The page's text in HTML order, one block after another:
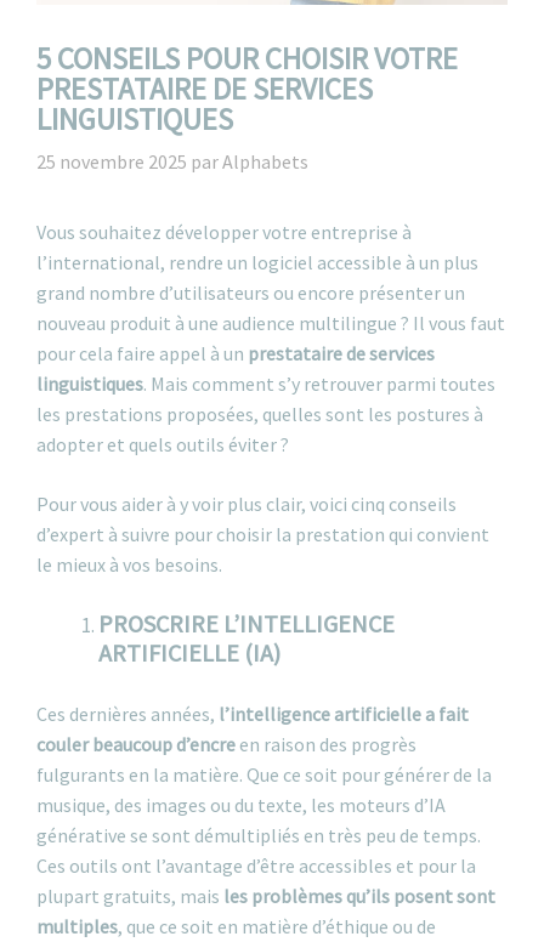
5 CONSEILS POUR CHOISIR VOTRE
PRESTATAIRE DE SERVICES
LINGUISTIQUES
25 novembre 2025 parAlphabets
Vous souhaitez développer votre entreprise à
l’international, rendre un logiciel accessible à un plus
grand nombre d’utilisateurs ou encore présenter un
nouveau produit à une audience multilingue ? Il vous faut
pour cela faire appel à un prestataire de services
linguistiques. Mais comment s’y retrouver parmi toutes
les prestations proposées, quelles sont les postures à
adopter et quels outils éviter ?
Pour vous aider à y voir plus clair, voici cinq conseils
d’expert à suivre pour choisir la prestation qui convient
le mieux à vos besoins.
PROSCRIRE L’INTELLIGENCE
ARTIFICIELLE (IA)
Ces dernières années, l’intelligence artificielle a fait
couler beaucoup d’encre en raison des progrès
fulgurants en la matière. Que ce soit pour générer de la
musique, des images ou du texte, les moteurs d’IA
générative se sont démultipliés en très peu de temps.
Ces outils ont l’avantage d’être accessibles et pour la
plupart gratuits, mais les problèmes qu’ils posent sont
multiples, que ce soit en matière d’éthique ou de